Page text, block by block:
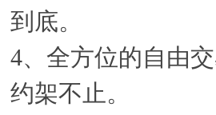
到底。
4、全方位的自由
约架不止。